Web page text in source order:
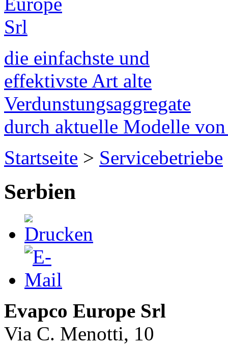
die einfachste und
effektivste Art alte
Verdunstungsaggregate
durch aktuelle Modelle
Startseite > Servicebetriebe
Serbien
Evapco Europe Srl
Via C. Menotti, 10